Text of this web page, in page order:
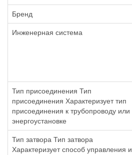
Бренд
Инженерная система
Тип присоединения Тип
присоединения Характеризует тип
присоединения к трубопроводу или
энергоустановке
Тип затвора Тип затвора
Характеризует способ управления и